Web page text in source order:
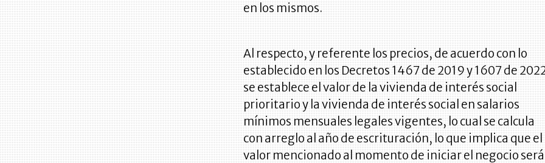
en los mismos.
Al respecto, y referente los precios, de acuerdo con lo
establecido en los Decretos 1467 de 2019 y 1607 de
se establece el valor de la vivienda de interés social
prioritario y la vivienda de interés social en salarios
mínimos mensuales legales vigentes, lo cual se calcula
con arreglo al año de escrituración, lo que implica que el
valor mencionado al momento de iniciar el negocio será